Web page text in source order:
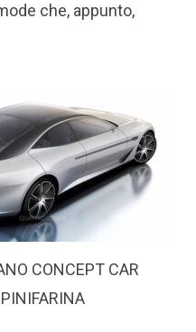
che, appunto,
CONCEPT CAR
PINIFARINA